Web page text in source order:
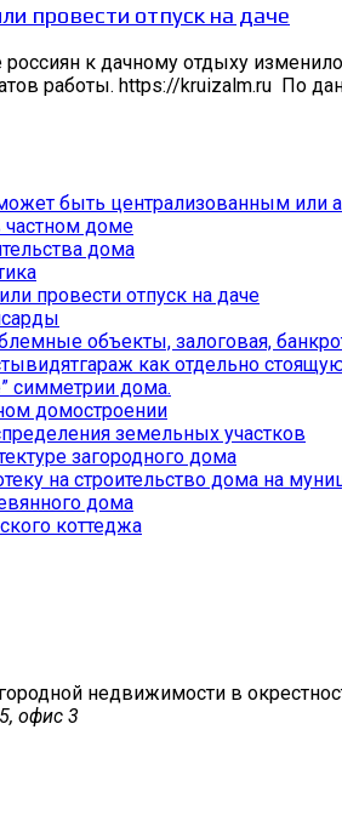
провести отпуск на даче
к дачному отдыху
работы. https://kruizalm.ru По
быть централизованным
частном доме
дома
провести отпуск на даче
объекты, залоговая,
как отдельно
симметрии дома.
домостроении
земельных участков
загородного дома
на строительство дома на
дома
коттеджа
недвижимости в
офис 3